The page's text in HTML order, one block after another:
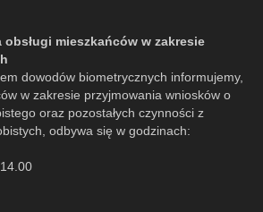
mieszkańców w zakresie
dowodów biometrycznych informujemy,
w zakresie przyjmowania wniosków o
oraz pozostałych czynności z
odbywa się w godzinach: